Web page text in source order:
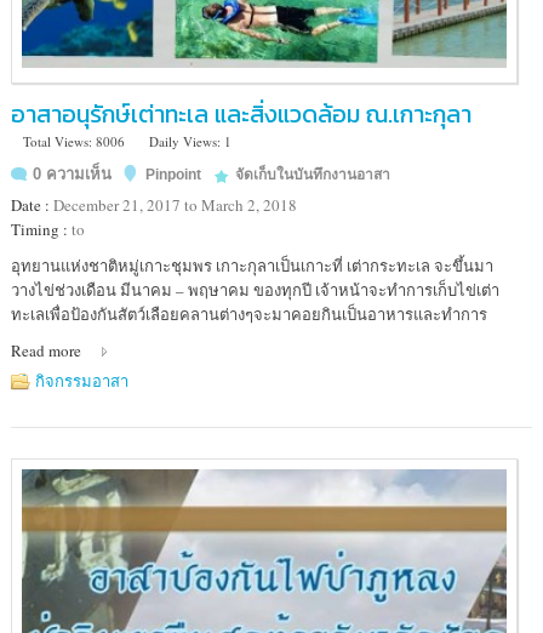
อาสาอนุรักษ์เต่าทะเล และสิ่งแวดล้อม ณ.เกาะกุลา
Total Views: 8006
Daily Views: 1
0 ความเห็น
Pinpoint จัดเก็บในบันทึกงานอาสา
Date : December 21, 2017 to March 2, 2018
Timing : to
Location
:
อุทยาน
ชาติ
หมู่
ชุมพร
อุทยานแห่งชาติหมู่เกาะชุมพร เกาะกุลาเป็นเกาะที่ เต่ากระทะเล จะขึ้นมา
วางไข่ช่วงเดือน มีนาคม – พฤษาคม ของทุกปี เจ้าหน้าจะทำการเก็บไข่เต่า
ทะเลเพื่อป้องกันสัตว์เลือยคลานต่างๆจะมาคอยกินเป็นอาหารและทำการ
Read more
กิจกรรมอาสา